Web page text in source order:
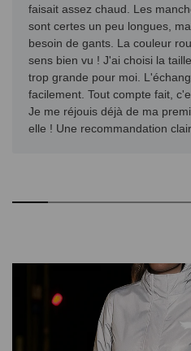
faisait assez chaud. Les
sont certes un peu longues,
besoin de gants. La couleur
sens bien vu ! J'ai choisi la
trop grande pour moi.
facilement. Tout compte fait,
Je me réjouis déjà de ma
elle ! Une recommandation